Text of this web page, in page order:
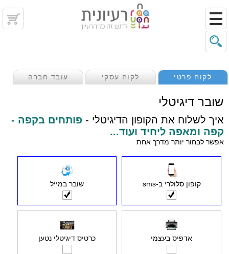
לקוח פרטי לקוח עסקי עובד חברה
שובר דיגיטלי
איך לשלוח את הקופון הדיגיטלי - פותחים בקפה -
קפה ומאפה ליחיד ועוד...
אפשר לבחור יותר מדרך אחת
קופון סלולרי ב-sms שובר במייל
אדפיס בעצמי כרטיס דיגיטלי נטען